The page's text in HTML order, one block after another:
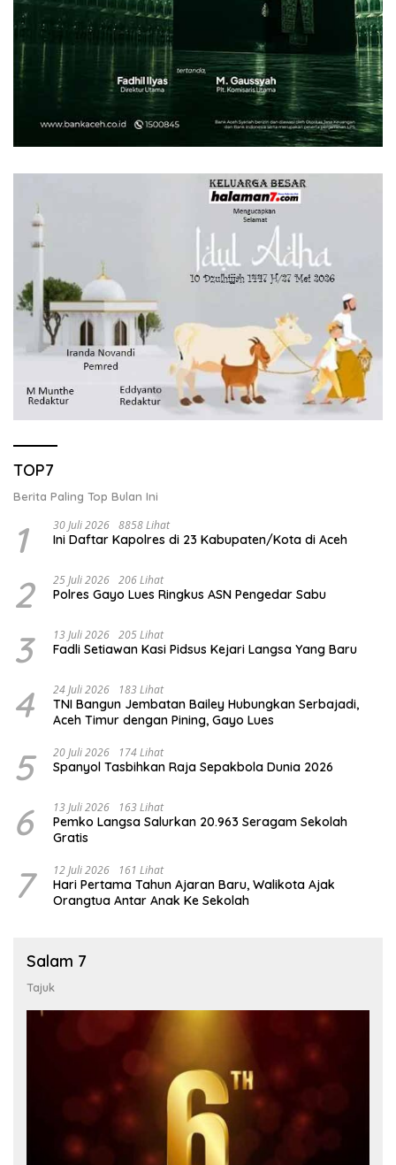
TOP7
Berita Paling Top Bulan Ini
1 30 Juli 2026 8858 Lihat
Ini Daftar Kapolres di 23 Kabupaten/Kota di Aceh
2 25 Juli 2026 206 Lihat
Polres Gayo Lues Ringkus ASN Pengedar Sabu
3 13 Juli 2026 205 Lihat
Fadli Setiawan Kasi Pidsus Kejari Langsa Yang Baru
4 24 Juli 2026 183 Lihat
TNI Bangun Jembatan Bailey Hubungkan Serbajadi,
Aceh Timur dengan Pining, Gayo Lues
5 20 Juli 2026 174 Lihat
Spanyol Tasbihkan Raja Sepakbola Dunia 2026
6 13 Juli 2026 163 Lihat
Pemko Langsa Salurkan 20.963 Seragam Sekolah
Gratis
7 12 Juli 2026 161 Lihat
Hari Pertama Tahun Ajaran Baru, Walikota Ajak
Orangtua Antar Anak Ke Sekolah
Salam 7
Tajuk